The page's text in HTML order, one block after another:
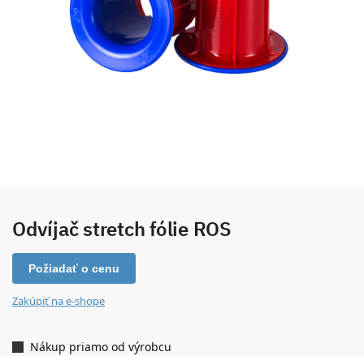
Odvíjač stretch fólie ROS
Požiadať o cenu
Zakúpiť na e-shope
Nákup priamo od výrobcu